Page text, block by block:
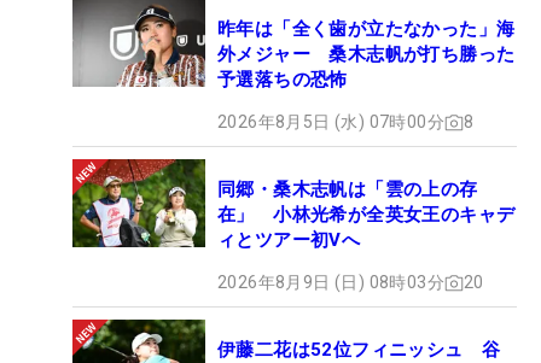
昨年は「全く歯が立たなかった」海
外メジャー 桑木志帆が打ち勝った
予選落ちの恐怖
2026年8月5日 (水) 07時00分 8
同郷・桑木志帆は「雲の上の存
在」 小林光希が全英女王のキャデ
ィとツアー初Vへ
2026年8月9日 (日) 08時03分 20
伊藤二花は52位フィニッシュ 谷